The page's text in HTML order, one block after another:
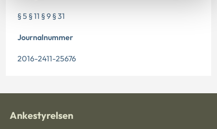
§ 5 § 11 § 9 § 31
Journalnummer
2016-2411-25676
Ankestyrelsen